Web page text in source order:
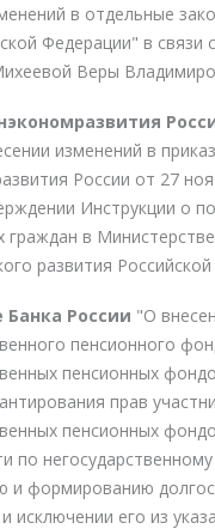
в отдельные
Федерации" в связи
Веры
изменений в приказ
России от 27
Инструкции о
граждан в Министерстве
развития
России "О
пенсионного
пенсионных
прав
пенсионных
по
и формированию
исключении его из